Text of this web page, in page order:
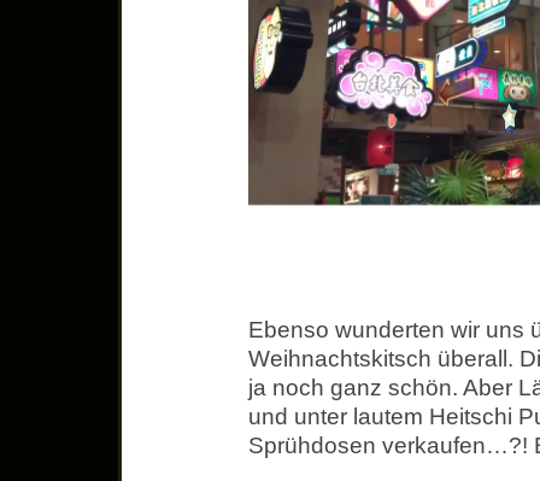
Ebenso wunderten wir uns
Weihnachtskitsch überall.
ja noch ganz schön. Aber
und unter lautem Heitschi
Sprühdosen verkaufen…?!